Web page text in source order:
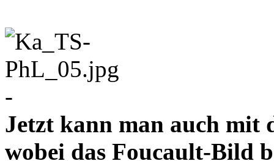
-
Jetzt kann man auch mit
wobei das Foucault-Bild